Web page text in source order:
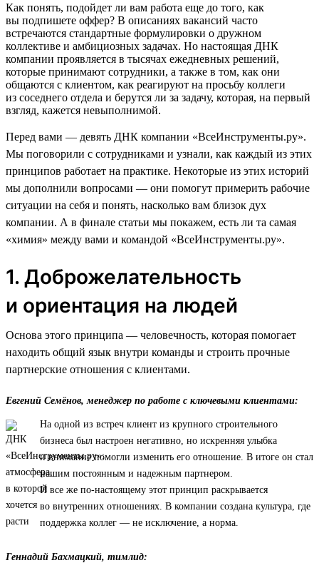
Как понять, подойдет ли вам работа еще до того, как
вы подпишете оффер? В описаниях вакансий часто
встречаются стандартные формулировки о дружном
коллективе и амбициозных задачах. Но настоящая ДНК
компании проявляется в тысячах ежедневных решений,
которые принимают сотрудники, а также в том, как они
общаются с клиентом, как реагируют на просьбу коллеги
из соседнего отдела и берутся ли за задачу, которая, на первый
взгляд, кажется невыполнимой.
Перед вами — девять ДНК компании «ВсеИнструменты.ру».
Мы поговорили с сотрудниками и узнали, как каждый из этих
принципов работает на практике. Некоторые из этих историй
мы дополнили вопросами — они помогут примерить рабочие
ситуации на себя и понять, насколько вам близок дух
компании. А в финале статьи мы покажем, есть ли та самая
«химия» между вами и командой «ВсеИнструменты.ру».
1. Доброжелательность
и ориентация на людей
Основа этого принципа — человечность, которая помогает
находить общий язык внутри команды и строить прочные
партнерские отношения с клиентами.
Евгений Семёнов, менеджер по работе с ключевыми клиентами:
На одной из встреч клиент из крупного строительного
бизнеса был настроен негативно, но искренняя улыбка
и внимание помогли изменить его отношение. В итоге он стал
нашим постоянным и надежным партнером.
И все же по-настоящему этот принцип раскрывается
во внутренних отношениях. В компании создана культура, где
поддержка коллег — не исключение, а норма.
Геннадий Бахмацкий, тимлид: